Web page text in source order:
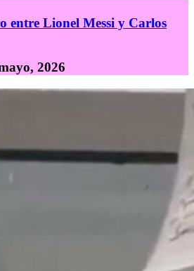
entre Lionel Messi y Carlos
2026